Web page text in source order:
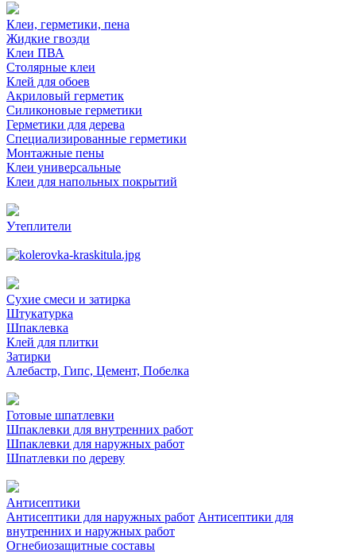
Клеи, герметики, пена
Жидкие гвозди
Клеи ПВА
Столярные клеи
Клей для обоев
Акриловый герметик
Силиконовые герметики
Герметики для дерева
Специализированные герметики
Монтажные пены
Клеи универсальные
Клеи для напольных покрытий
Утеплители
Сухие смеси и затирка
Штукатурка
Шпаклевка
Клей для плитки
Затирки
Алебастр, Гипс, Цемент, Побелка
Готовые шпатлевки
Шпаклевки для внутренних работ
Шпаклевки для наружных работ
Шпатлевки по дереву
Антисептики
Антисептики для наружных работ Антисептики для
внутренних и наружных работ
Огнебиозащитные составы